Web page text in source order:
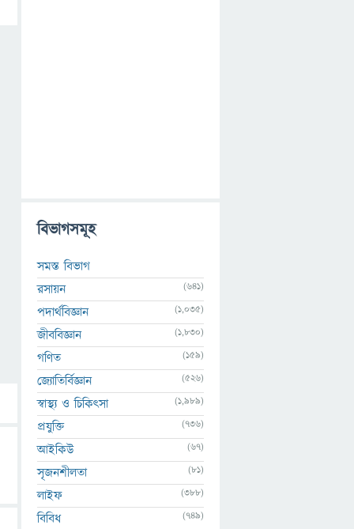
বিভাগসমূহ
সমস্ত বিভাগ
রসায়ন
(641)
পদার্থবিজ্ঞান (1,035)
জীববিজ্ঞান (1,830)
গণিত (159)
জ্যোতির্বিজ্ঞান (526)
স্বাস্থ্য ও চিকিৎসা (1,989)
প্রযুক্তি (736)
আইকিউ (67)
সৃজনশীলতা (81)
লাইফ (388)
বিবিধ (749)